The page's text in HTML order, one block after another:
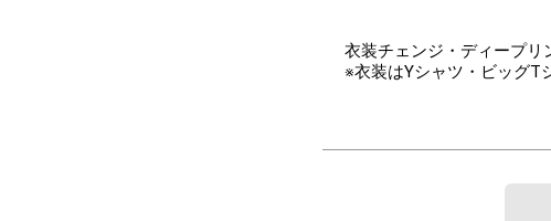
衣装チェンジ・ディープリ
※衣装はYシャツ・ビッグT